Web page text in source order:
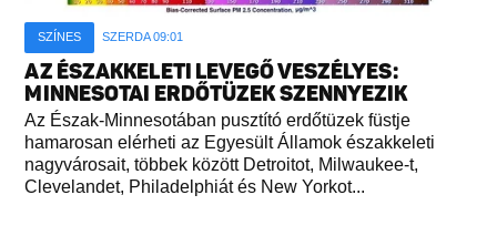
SZÍNES SZERDA 09:01
AZ ÉSZAKKELETI LEVEGŐ VESZÉLYES:
MINNESOTAI ERDŐTÜZEK SZENNYEZIK
Az Észak-Minnesotában pusztító erdőtüzek füstje
hamarosan elérheti az Egyesült Államok északkeleti
nagyvárosait, többek között Detroitot, Milwaukee-t,
Clevelandet, Philadelphiát és New Yorkot...